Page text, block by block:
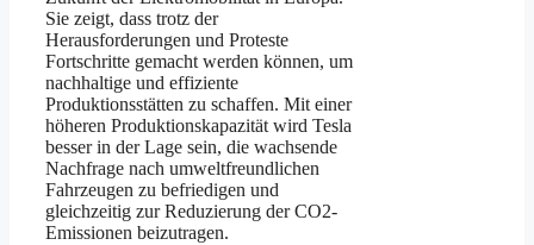
Sie zeigt, dass trotz der
Herausforderungen und Proteste
Fortschritte gemacht werden können, um
nachhaltige und effiziente
Produktionsstätten zu schaffen. Mit einer
höheren Produktionskapazität wird Tesla
besser in der Lage sein, die wachsende
Nachfrage nach umweltfreundlichen
Fahrzeugen zu befriedigen und
gleichzeitig zur Reduzierung der CO2-
Emissionen beizutragen.